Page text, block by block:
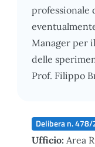
professionale
Manager per
delle
Prof. Filippo
Delibera n.
Ufficio: Area